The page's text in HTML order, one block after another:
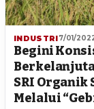
INDUSTRI7/01/
Begini
SRI Organik
Melalui